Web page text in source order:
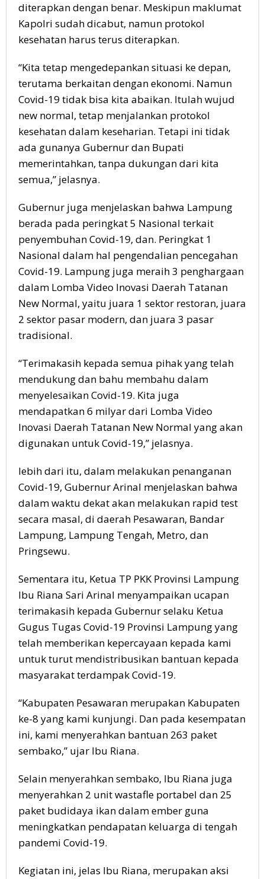
diterapkan dengan benar. Meskipun maklumat
Kapolri sudah dicabut, namun protokol
kesehatan harus terus diterapkan.
“Kita tetap mengedepankan situasi ke depan,
terutama berkaitan dengan ekonomi. Namun
Covid-19 tidak bisa kita abaikan. Itulah wujud
new normal, tetap menjalankan protokol
kesehatan dalam keseharian. Tetapi ini tidak
ada gunanya Gubernur dan Bupati
memerintahkan, tanpa dukungan dari kita
semua,” jelasnya.
Gubernur juga menjelaskan bahwa Lampung
berada pada peringkat 5 Nasional terkait
penyembuhan Covid-19, dan. Peringkat 1
Nasional dalam hal pengendalian pencegahan
Covid-19. Lampung juga meraih 3 penghargaan
dalam Lomba Video Inovasi Daerah Tatanan
New Normal, yaitu juara 1 sektor restoran, juara
2 sektor pasar modern, dan juara 3 pasar
tradisional.
“Terimakasih kepada semua pihak yang telah
mendukung dan bahu membahu dalam
menyelesaikan Covid-19. Kita juga
mendapatkan 6 milyar dari Lomba Video
Inovasi Daerah Tatanan New Normal yang akan
digunakan untuk Covid-19,” jelasnya.
lebih dari itu, dalam melakukan penanganan
Covid-19, Gubernur Arinal menjelaskan bahwa
dalam waktu dekat akan melakukan rapid test
secara masal, di daerah Pesawaran, Bandar
Lampung, Lampung Tengah, Metro, dan
Pringsewu.
Sementara itu, Ketua TP PKK Provinsi Lampung
Ibu Riana Sari Arinal menyampaikan ucapan
terimakasih kepada Gubernur selaku Ketua
Gugus Tugas Covid-19 Provinsi Lampung yang
telah memberikan kepercayaan kepada kami
untuk turut mendistribusikan bantuan kepada
masyarakat terdampak Covid-19.
“Kabupaten Pesawaran merupakan Kabupaten
ke-8 yang kami kunjungi. Dan pada kesempatan
ini, kami menyerahkan bantuan 263 paket
sembako,” ujar Ibu Riana.
Selain menyerahkan sembako, Ibu Riana juga
menyerahkan 2 unit wastafle portabel dan 25
paket budidaya ikan dalam ember guna
meningkatkan pendapatan keluarga di tengah
pandemi Covid-19.
Kegiatan ini, jelas Ibu Riana, merupakan aksi